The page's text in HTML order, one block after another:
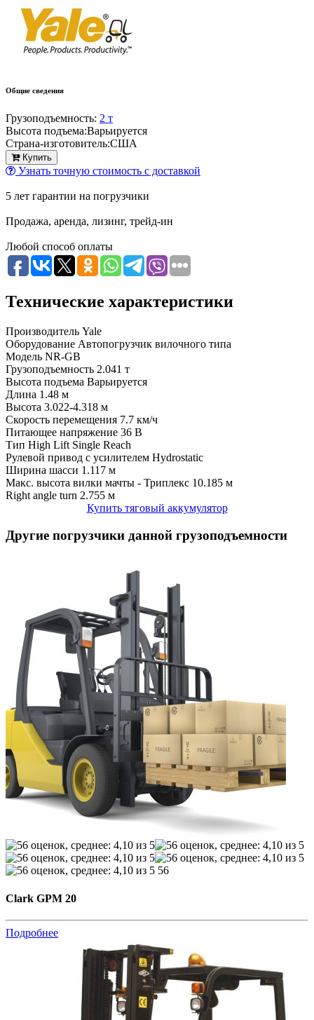
Общие сведения
Грузоподъемность: 2 т
Высота подъема:Варьируется
Страна-изготовитель:США
Купить
Узнать точную стоимость с доставкой
5 лет гарантии на погрузчики
Продажа, аренда, лизинг, трейд-ин
Любой способ оплаты
Технические характеристики
Производитель Yale
Оборудование Автопогрузчик вилочного типа
Модель NR-GB
Грузоподъемность 2.041 т
Высота подъема Варьируется
Длина 1.48 м
Высота 3.022-4.318 м
Скорость перемещения 7.7 км/ч
Питающее напряжение 36 В
Тип High Lift Single Reach
Рулевой привод с усилителем Hydrostatic
Ширина шасси 1.117 м
Макс. высота вилки мачты - Триплекс 10.185 м
Right angle turn 2.755 м
Купить тяговый аккумулятор
Другие погрузчики данной грузоподъемности
56
Clark GPM 20
Подробнее